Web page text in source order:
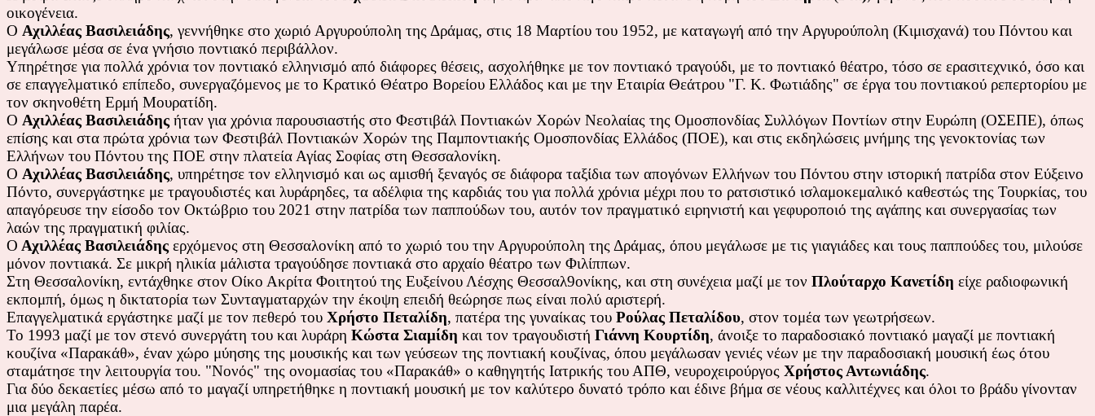
οικογένεια.
Ο Αχιλλέας Βασιλειάδης, γεννήθηκε στο χωριό Αργυρούπολη της Δράμας, στις 18 Μαρτίου του 1952, με καταγωγή από την Αργυρούπολη (Κιμισχανά) του Πόντου και
μεγάλωσε μέσα σε ένα γνήσιο ποντιακό περιβάλλον.
Υπηρέτησε για πολλά χρόνια τον ποντιακό ελληνισμό από διάφορες θέσεις, ασχολήθηκε με τον ποντιακό τραγούδι, με το ποντιακό θέατρο, τόσο σε ερασιτεχνικό, όσο και
σε επαγγελματικό επίπεδο, συνεργαζόμενος με το Κρατικό Θέατρο Βορείου Ελλάδος και με την Εταιρία Θεάτρου "Γ. Κ. Φωτιάδης" σε έργα του ποντιακού ρεπερτορίου με
τον σκηνοθέτη Ερμή Μουρατίδη.
Ο Αχιλλέας Βασιλειάδης ήταν για χρόνια παρουσιαστής στο Φεστιβάλ Ποντιακών Χορών Νεολαίας της Ομοσπονδίας Συλλόγων Ποντίων στην Ευρώπη (ΟΣΕΠΕ), όπως
επίσης και στα πρώτα χρόνια των Φεστιβάλ Ποντιακών Χορών της Παμποντιακής Ομοσπονδίας Ελλάδος (ΠΟΕ), και στις εκδηλώσεις μνήμης της γενοκτονίας των
Ελλήνων του Πόντου της ΠΟΕ στην πλατεία Αγίας Σοφίας στη Θεσσαλονίκη.
Ο Αχιλλέας Βασιλειάδης, υπηρέτησε τον ελληνισμό και ως αμισθή ξεναγός σε διάφορα ταξίδια των απογόνων Ελλήνων του Πόντου στην ιστορική πατρίδα στον Εύξεινο
Πόντο, συνεργάστηκε με τραγουδιστές και λυράρηδες, τα αδέλφια της καρδιάς του για πολλά χρόνια μέχρι που το ρατσιστικό ισλαμοκεμαλικό καθεστώς της Τουρκίας, του
απαγόρευσε την είσοδο τον Οκτώβριο του 2021 στην πατρίδα των παππούδων του, αυτόν τον πραγματικό ειρηνιστή και γεφυροποιό της αγάπης και συνεργασίας των
λαών της πραγματική φιλίας.
Ο Αχιλλέας Βασιλειάδης ερχόμενος στη Θεσσαλονίκη από το χωριό του την Αργυρούπολη της Δράμας, όπου μεγάλωσε με τις γιαγιάδες και τους παππούδες του, μιλούσε
μόνον ποντιακά. Σε μικρή ηλικία μάλιστα τραγούδησε ποντιακά στο αρχαίο θέατρο των Φιλίππων.
Στη Θεσσαλονίκη, εντάχθηκε στον Οίκο Ακρίτα Φοιτητού της Ευξείνου Λέσχης Θεσσαλ9ονίκης, και στη συνέχεια μαζί με τον Πλούταρχο Κανετίδη είχε ραδιοφωνική
εκπομπή, όμως η δικτατορία των Συνταγματαρχών την έκοψη επειδή θεώρησε πως είναι πολύ αριστερή.
Επαγγελματικά εργάστηκε μαζί με τον πεθερό του Χρήστο Πεταλίδη, πατέρα της γυναίκας του Ρούλας Πεταλίδου, στον τομέα των γεωτρήσεων.
Το 1993 μαζί με τον στενό συνεργάτη του και λυράρη Κώστα Σιαμίδη και τον τραγουδιστή Γιάννη Κουρτίδη, άνοιξε το παραδοσιακό ποντιακό μαγαζί με ποντιακή
κουζίνα «Παρακάθ», έναν χώρο μύησης της μουσικής και των γεύσεων της ποντιακή κουζίνας, όπου μεγάλωσαν γενιές νέων με την παραδοσιακή μουσική έως ότου
σταμάτησε την λειτουργία του. "Νονός" της ονομασίας του «Παρακάθ» ο καθηγητής Ιατρικής του ΑΠΘ, νευροχειρούργος Χρήστος Αντωνιάδης.
Για δύο δεκαετίες μέσω από το μαγαζί υπηρετήθηκε η ποντιακή μουσική με τον καλύτερο δυνατό τρόπο και έδινε βήμα σε νέους καλλιτέχνες και όλοι το βράδυ γίνονταν
μια μεγάλη παρέα.